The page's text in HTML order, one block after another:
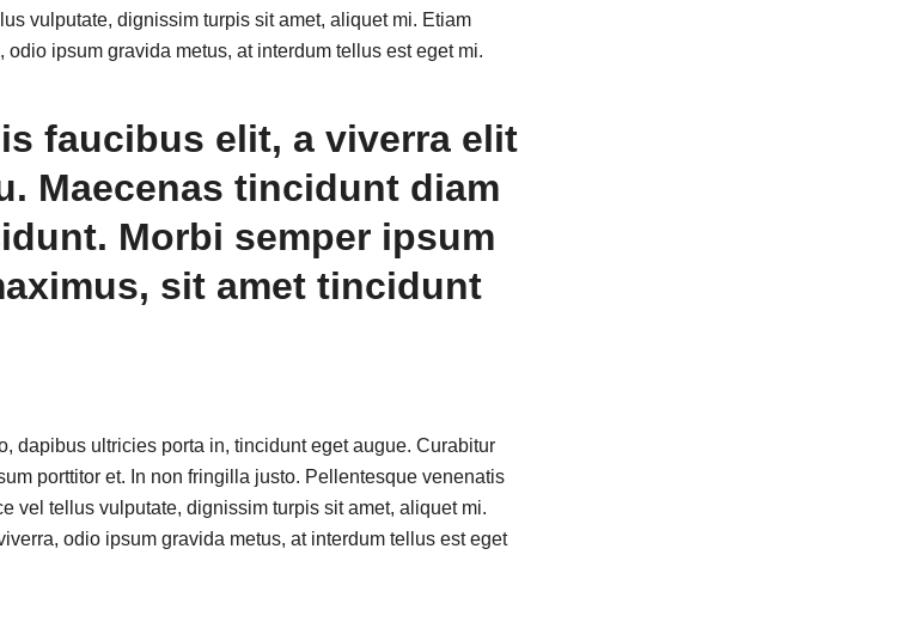
vulputate, dignissim turpis sit amet, aliquet mi. Etiam
ipsum gravida metus, at interdum tellus est eget mi.
faucibus elit, a viverra elit
Maecenas tincidunt diam
Morbi semper ipsum
sit amet tincidunt
dapibus ultricies porta in, tincidunt eget augue. Curabitur
porttitor et. In non fringilla justo. Pellentesque venenatis
vel tellus vulputate, dignissim turpis sit amet, aliquet mi.
odio ipsum gravida metus, at interdum tellus est eget